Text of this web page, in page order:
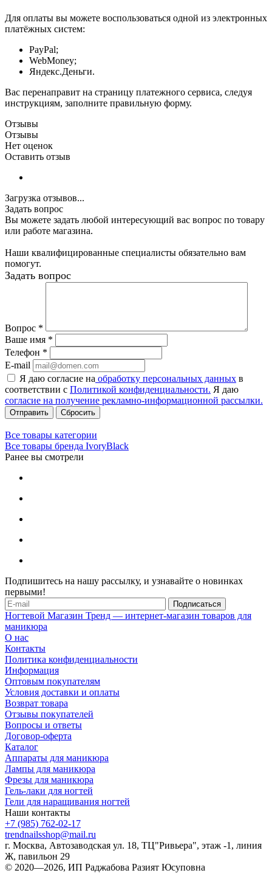
Для оплаты вы можете воспользоваться одной из электронных
платёжных систем:
PayPal;
WebMoney;
Яндекс.Деньги.
Вас перенаправит на страницу платежного сервиса, следуя
инструкциям, заполните правильную форму.
Отзывы
Отзывы
Нет оценок
Оставить отзыв
Загрузка отзывов...
Задать вопрос
Вы можете задать любой интересующий вас вопрос по товару
или работе магазина.
Наши квалифицированные специалисты обязательно вам
помогут.
Задать вопрос
Вопрос *
Ваше имя *
Телефон *
E-mail
Я даю согласие на обработку персональных данных в
соответствии с Политикой конфиденциальности. Я даю
согласие на получение рекламно-информационной рассылки.
Сбросить
Все товары категории
Все товары бренда IvoryBlack
Ранее вы смотрели
Подпишитесь на нашу рассылку, и узнавайте о новинках
первыми!
Ногтевой Магазин Тренд — интернет-магазин товаров для
маникюра
О нас
Контакты
Политика конфиденциальности
Информация
Оптовым покупателям
Условия доставки и оплаты
Возврат товара
Отзывы покупателей
Вопросы и ответы
Договор-оферта
Каталог
Аппараты для маникюра
Лампы для маникюра
Фрезы для маникюра
Гель-лаки для ногтей
Гели для наращивания ногтей
Наши контакты
+7 (985) 762-02-17
trendnailsshop@mail.ru
г. Москва, Автозаводская ул. 18, ТЦ"Ривьера", этаж -1, линия
Ж, павильон 29
© 2020—2026, ИП Раджабова Разият Юсуповна